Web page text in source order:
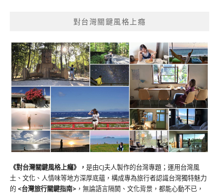
對台灣關鍵風格上癮
《對台灣關鍵風格上癮》 ， 是由CJ夫人製作的台灣專題；運用台灣風
土、文化、人情味等地方深厚底蘊，構成專為旅行者認識台灣獨特魅力
的 <台灣旅行關鍵指南> ，無論語言隔閡、文化背景，都能心動不已，